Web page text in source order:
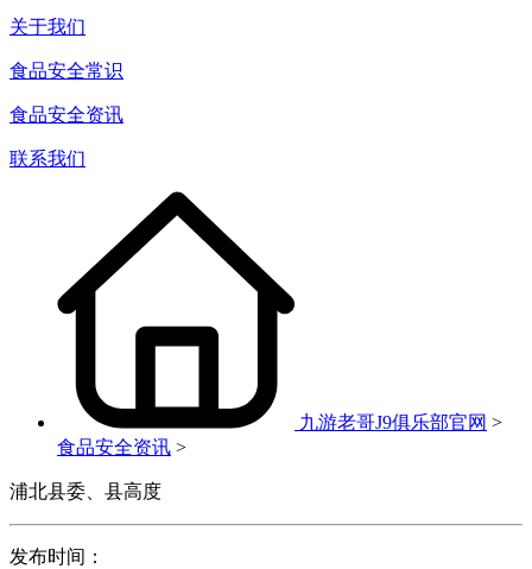
关于我们
食品安全常识
食品安全资讯
联系我们
九游老哥J9俱乐部官网 >
食品安全资讯 >
浦北县委、县高度
发布时间：